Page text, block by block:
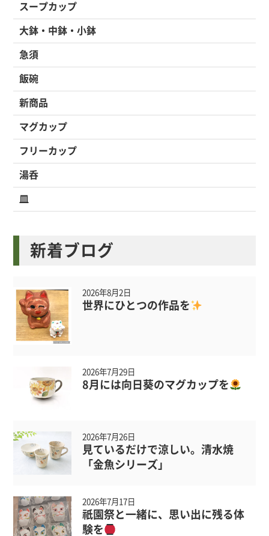
スープカップ
大鉢・中鉢・小鉢
急須
飯碗
新商品
マグカップ
フリーカップ
湯呑
皿
新着ブログ
2026年8月2日
世界にひとつの作品を
2026年7月29日
8月には向日葵のマグカップを
2026年7月26日
見ているだけで涼しい。清水焼
「金魚シリーズ」
2026年7月17日
祇園祭と一緒に、思い出に残る体
験を